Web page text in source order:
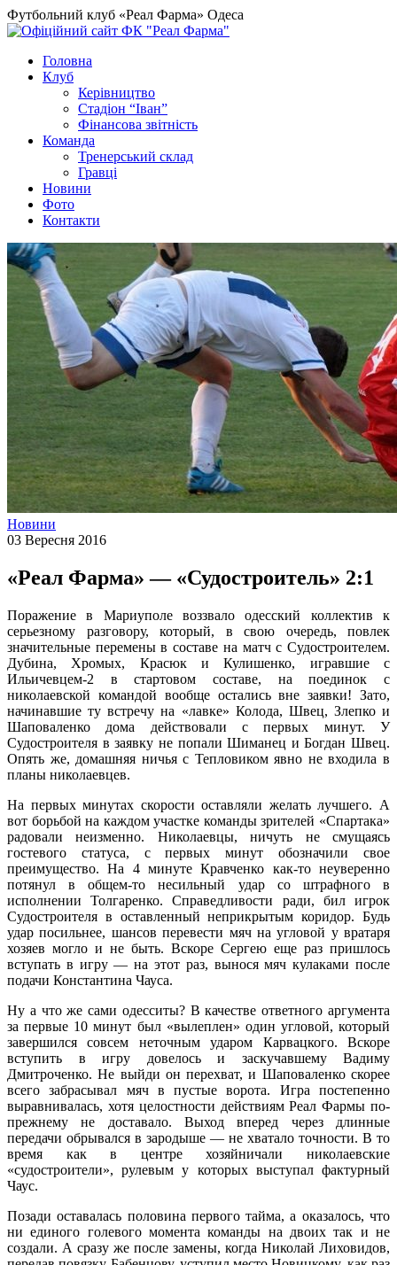
Футбольний клуб «Реал Фарма» Одеса
Головна
Клуб
Керівництво
Стадіон “Іван”
Фінансова звітність
Команда
Тренерський склад
Гравці
Новини
Фото
Контакти
Новини
03 Вересня 2016
«Реал Фарма» — «Судостроитель» 2:1
Поражение в Мариуполе воззвало одесский коллектив к
серьезному разговору, который, в свою очередь, повлек
значительные перемены в составе на матч с Судостроителем.
Дубина, Хромых, Красюк и Кулишенко, игравшие с
Ильичевцем-2 в стартовом составе, на поединок с
николаевской командой вообще остались вне заявки! Зато,
начинавшие ту встречу на «лавке» Колода, Швец, Злепко и
Шаповаленко дома действовали с первых минут. У
Судостроителя в заявку не попали Шиманец и Богдан Швец.
Опять же, домашняя ничья с Тепловиком явно не входила в
планы николаевцев.
На первых минутах скорости оставляли желать лучшего. А
вот борьбой на каждом участке команды зрителей «Спартака»
радовали неизменно. Николаевцы, ничуть не смущаясь
гостевого статуса, с первых минут обозначили свое
преимущество. На 4 минуте Кравченко как-то неуверенно
потянул в общем-то несильный удар со штрафного в
исполнении Толгаренко. Справедливости ради, бил игрок
Судостроителя в оставленный неприкрытым коридор. Будь
удар посильнее, шансов перевести мяч на угловой у вратаря
хозяев могло и не быть. Вскоре Сергею еще раз пришлось
вступать в игру — на этот раз, вынося мяч кулаками после
подачи Константина Чауса.
Ну а что же сами одесситы? В качестве ответного аргумента
за первые 10 минут был «вылеплен» один угловой, который
завершился совсем неточным ударом Карвацкого. Вскоре
вступить в игру довелось и заскучавшему Вадиму
Дмитроченко. Не выйди он перехват, и Шаповаленко скорее
всего забрасывал мяч в пустые ворота. Игра постепенно
выравнивалась, хотя целостности действиям Реал Фармы по-
прежнему не доставало. Выход вперед через длинные
передачи обрывался в зародыше — не хватало точности. В то
время как в центре хозяйничали николаевские
«судостроители», рулевым у которых выступал фактурный
Чаус.
Позади оставалась половина первого тайма, а оказалось, что
ни единого голевого момента команды на двоих так и не
создали. А сразу же после замены, когда Николай Лиховидов,